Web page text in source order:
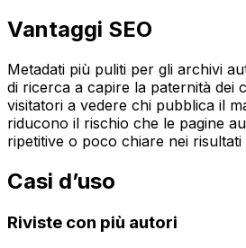
Vantaggi SEO
Metadati più puliti per gli archivi
di ricerca a capire la paternità dei
visitatori a vedere chi pubblica il
riducono il rischio che le pagine
ripetitive o poco chiare nei risultati
Casi d’uso
Riviste con più autori